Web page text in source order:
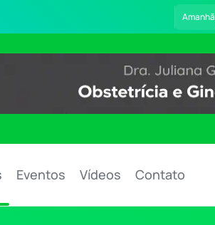
Amanhã
Eventos Vídeos Contato